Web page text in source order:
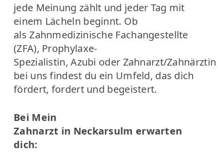
jede Meinung zählt und jeder Tag mit
einem Lächeln beginnt. Ob
als Zahnmedizinische Fachangestellte
(ZFA), Prophylaxe-
Spezialistin, Azubi oder Zahnarzt/Zahnärztin
bei uns findest du ein Umfeld, das dich
fördert, fordert und begeistert.
Bei Mein
Zahnarzt in Neckarsulm erwarten
dich: